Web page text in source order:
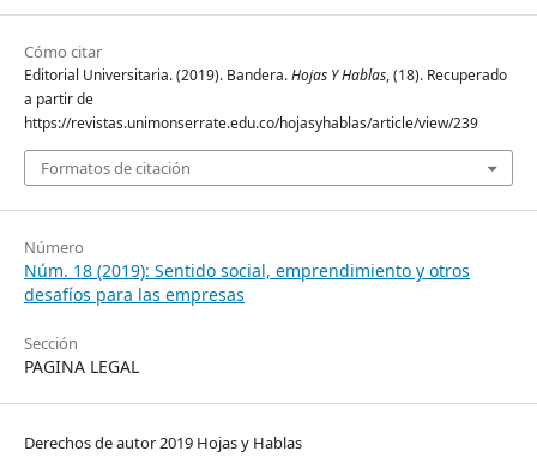
Cómo citar
Editorial Universitaria. (2019). Bandera.Hojas Y Hablas, (18). Recuperado
a partir de
https://revistas.unimonserrate.edu.co/hojasyhablas/article/view/239
Formatos de citación
Número
Núm. 18 (2019): Sentido social, emprendimiento y otros
desafíos para las empresas
Sección
PAGINA LEGAL
Derechos de autor 2019 Hojas y Hablas